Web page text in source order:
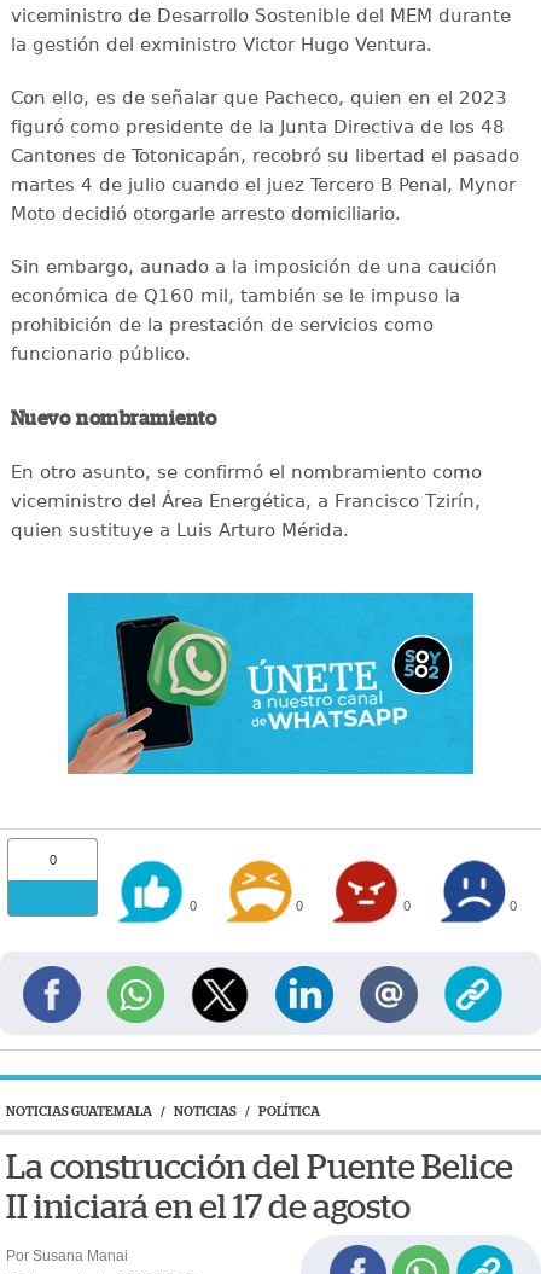
viceministro de Desarrollo Sostenible del MEM durante
la gestión del exministro Victor Hugo Ventura.
Con ello, es de señalar que Pacheco, quien en el 2023
figuró como presidente de la Junta Directiva de los 48
Cantones de Totonicapán, recobró su libertad el pasado
martes 4 de julio cuando el juez Tercero B Penal, Mynor
Moto decidió otorgarle arresto domiciliario.
Sin embargo, aunado a la imposición de una caución
económica de Q160 mil, también se le impuso la
prohibición de la prestación de servicios como
funcionario público.
Nuevo nombramiento
En otro asunto, se confirmó el nombramiento como
viceministro del Área Energética, a Francisco Tzirín,
quien sustituye a Luis Arturo Mérida.
0
0 0 0 0
NOTICIAS GUATEMALA / NOTICIAS / POLÍTICA
La construcción del Puente Belice
II iniciará en el 17 de agosto
Por Susana Manai